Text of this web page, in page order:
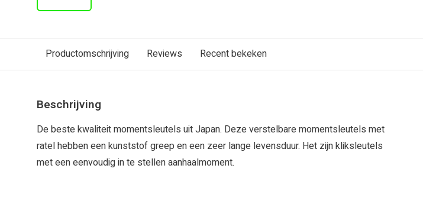
Productomschrijving Reviews Recent bekeken
Beschrijving
De beste kwaliteit momentsleutels uit Japan. Deze verstelbare momentsleutels met
ratel hebben een kunststof greep en een zeer lange levensduur. Het zijn kliksleutels
met een eenvoudig in te stellen aanhaalmoment.